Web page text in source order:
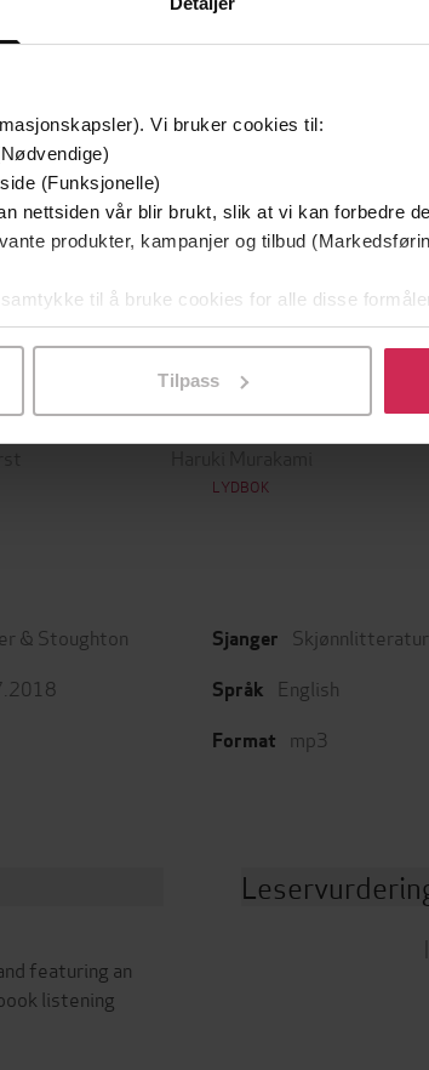
Vi bruker cookies til:
(Funksjonelle)
nettsiden vår blir brukt, slik at vi kan forbedre
produkter, kampanjer og tilbud
til å bruke cookies for alle disse
på «Tilpass». Du kan når som helst trekke
Tilpass
149,-
LYDBOK
& Stoughton Sjanger Skjønnlitteratur
Språk English
Format mp3
featuring an
listening